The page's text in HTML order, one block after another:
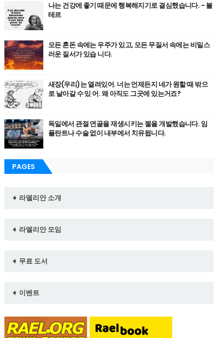
나는 건강에 좋기 때문에 행복해지기로 결심했습니다. - 볼
테르
모든 혼돈 속에는 우주가 있고, 모든 무질서 속에는 비밀스
러운 질서가 있습 니다.
새장(우리)는 열려있어. 너는 언제든지 네가 원할 때 밖으
로 날아갈 수 있 어. 왜 아직도 그곳에 있는거죠?
독일에서 관절 연골을 재생시키는 젤을 개발했습니다. 임
플란트나 수술 없이 내부에서 치유됩니다.
PAGES
➧ 라엘리안 소개
➧ 라엘리안 모임
➧ 무료 도서
➧ 이벤트